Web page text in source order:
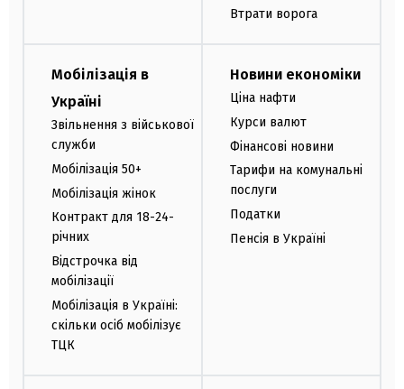
Втрати ворога
Мобілізація в
Україні
Звільнення з військової
служби
Мобілізація 50+
Мобілізація жінок
Контракт для 18-24-
річних
Відстрочка від
мобілізації
Мобілізація в Україні:
скільки осіб мобілізує
ТЦК
Новини економіки
Ціна нафти
Курси валют
Фінансові новини
Тарифи на комунальні
послуги
Податки
Пенсія в Україні